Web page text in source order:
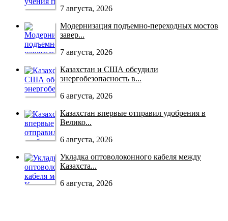
7 августа, 2026
Модернизация подъемно-переходных мостов
завер...
7 августа, 2026
Казахстан и США обсудили
энергобезопасность в...
6 августа, 2026
Казахстан впервые отправил удобрения в
Велико...
6 августа, 2026
Укладка оптоволоконного кабеля между
Казахста...
6 августа, 2026